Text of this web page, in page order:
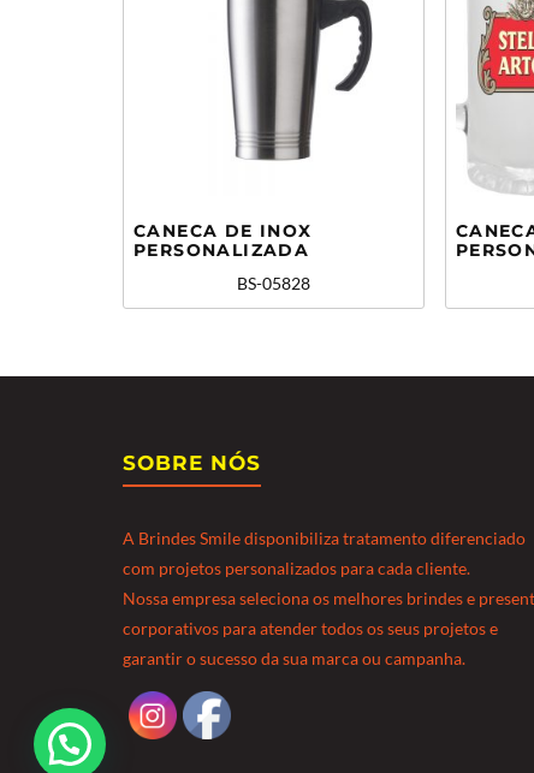
CANECA DE INOX
PERSONALIZADA
BS-05828
SOBRE NÓS
A Brindes Smile disponibiliza tratamento diferenciado
com projetos personalizados para cada cliente.
Nossa empresa seleciona os melhores brindes e
corporativos para atender todos os seus projetos e
garantir o sucesso da sua marca ou campanha.
Precisa de ajuda?